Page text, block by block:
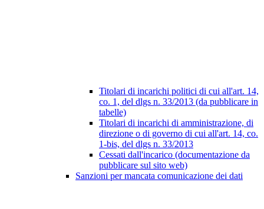
Titolari di incarichi politici di cui all'art. 14,
co. 1, del dlgs n. 33/2013 (da pubblicare in
tabelle)
Titolari di incarichi di amministrazione, di
direzione o di governo di cui all'art. 14, co.
1-bis, del dlgs n. 33/2013
Cessati dall'incarico (documentazione da
pubblicare sul sito web)
Sanzioni per mancata comunicazione dei dati